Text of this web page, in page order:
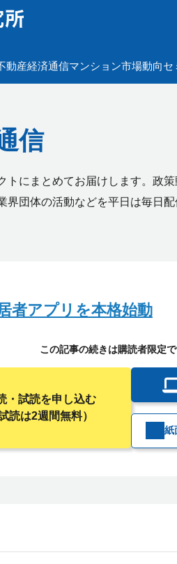
動産経済通信マンション市場動向セ
信
トにまとめてお届けします。政
団体の活動などを平日は毎日配
者アプリを本格始動
この記事の続きは購読者限定で
・試読を申し込む
試読は2週間無料）
紙